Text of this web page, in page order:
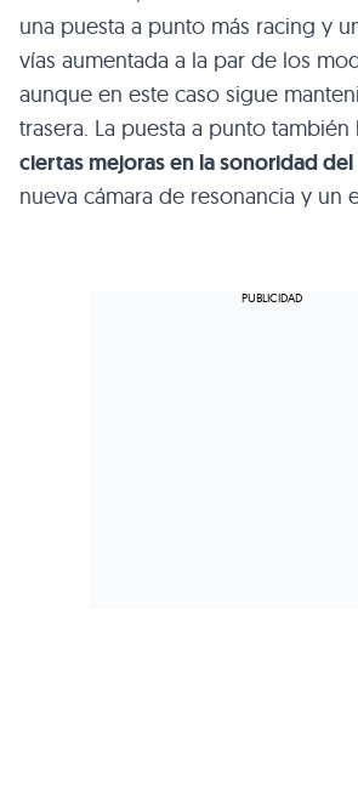
una puesta a punto más racing y
vías aumentada a la par de los
aunque en este caso sigue
trasera. La puesta a punto
ciertas mejoras en la sonoridad
nueva cámara de resonancia y un